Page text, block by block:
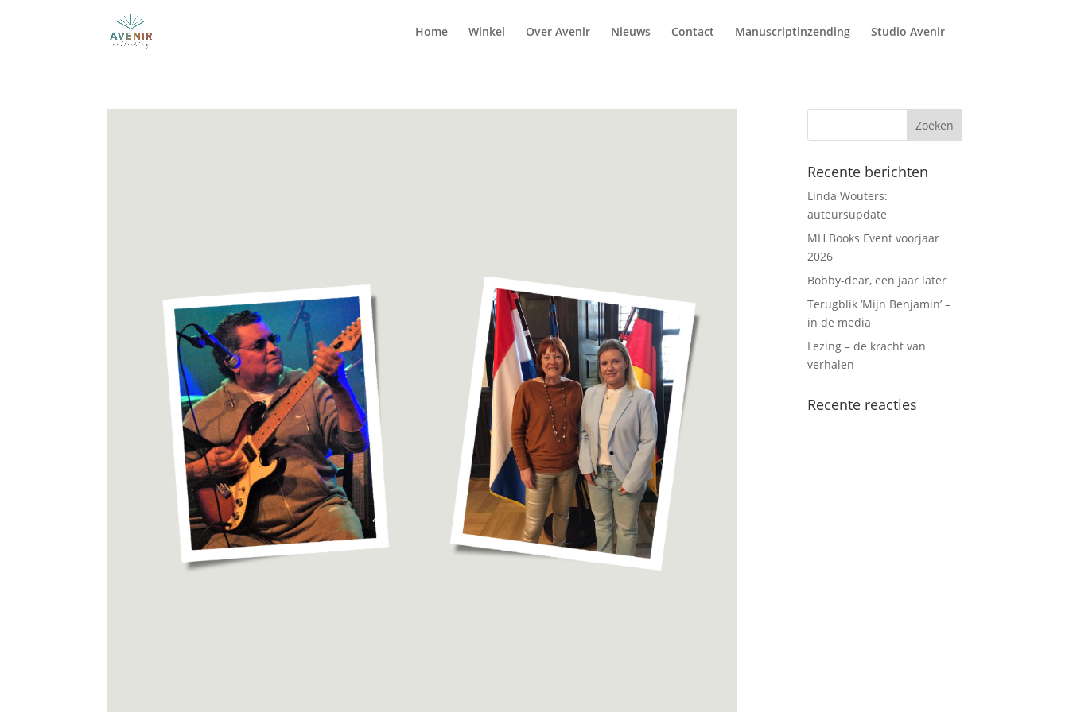
Home Winkel Over Avenir Nieuws Contact Manuscriptinzending Studio Avenir
Recente berichten
Linda Wouters:
auteursupdate
MH Books Event voorjaar
2026
Bobby-dear, een jaar later
Terugblik ‘Mijn Benjamin’ –
in de media
Lezing – de kracht van
verhalen
Recente reacties